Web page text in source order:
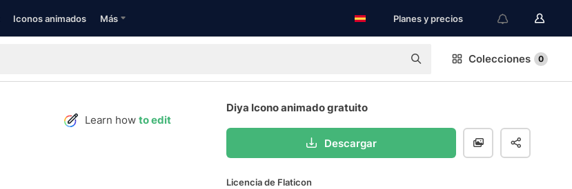
Iconos animados Más Planes y precios
Colecciones 0
Learn how to edit
Diya Icono animado gratuito
Descargar
Licencia de Flaticon